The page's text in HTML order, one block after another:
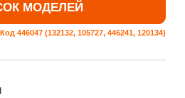
МОДЕЛЕЙ
Код 446047 (132132, 105727, 446241, 120134)